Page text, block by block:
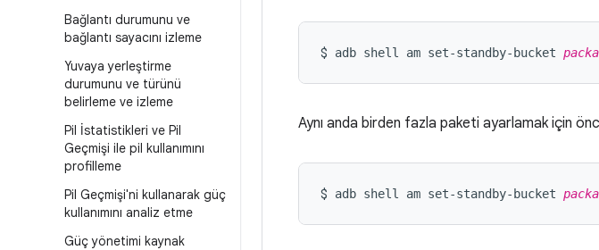
Bağlantı durumunu ve
bağlantı sayacını izleme
Yuvaya yerleştirme
durumunu ve türünü
belirleme ve izleme
Pil İstatistikleri ve Pil
Geçmişi ile pil kullanımını
profilleme
Pil Geçmişi'ni kullanarak güç
kullanımını analiz etme
Güç yönetimi kaynak
$ adb shell am set-standby-bucket
Aynı anda birden fazla paketi ayarlamak için
$ adb shell am set-standby-bucket